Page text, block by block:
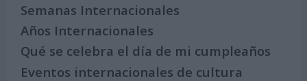
Semanas Internacionales
Años Internacionales
Qué se celebra el día de mi cumpleaños
Eventos internacionales de cultura